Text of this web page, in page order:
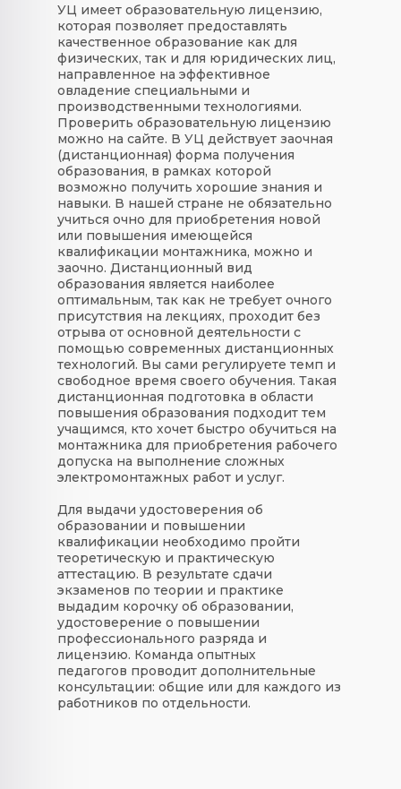
УЦ имеет образовательную лицензию,
которая позволяет предоставлять
качественное образование как для
физических, так и для юридических лиц,
направленное на эффективное
овладение специальными и
производственными технологиями.
Проверить образовательную лицензию
можно на сайте. В УЦ действует заочная
(дистанционная) форма получения
образования, в рамках которой
возможно получить хорошие знания и
навыки. В нашей стране не обязательно
учиться очно для приобретения новой
или повышения имеющейся
квалификации монтажника, можно и
заочно. Дистанционный вид
образования является наиболее
оптимальным, так как не требует очного
присутствия на лекциях, проходит без
отрыва от основной деятельности с
помощью современных дистанционных
технологий. Вы сами регулируете темп и
свободное время своего обучения. Такая
дистанционная подготовка в области
повышения образования подходит тем
учащимся, кто хочет быстро обучиться на
монтажника для приобретения рабочего
допуска на выполнение сложных
электромонтажных работ и услуг.
Для выдачи удостоверения об
образовании и повышении
квалификации необходимо пройти
теоретическую и практическую
аттестацию. В результате сдачи
экзаменов по теории и практике
выдадим корочку об образовании,
удостоверение о повышении
профессионального разряда и
лицензию. Команда опытных
педагогов проводит дополнительные
консультации: общие или для каждого из
работников по отдельности.